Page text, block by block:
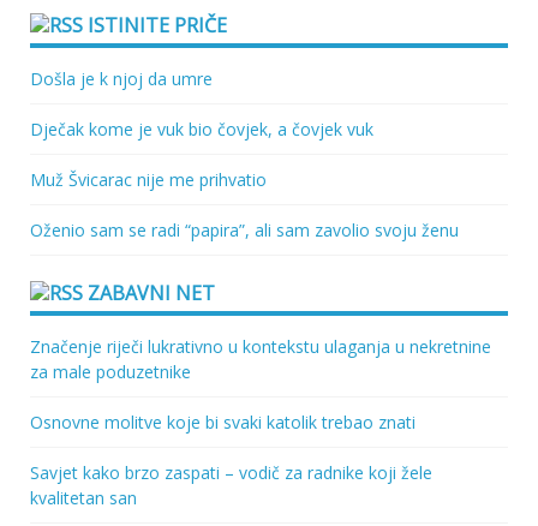
ISTINITE PRIČE
Došla je k njoj da umre
Dječak kome je vuk bio čovjek, a čovjek vuk
Muž Švicarac nije me prihvatio
Oženio sam se radi “papira”, ali sam zavolio svoju ženu
ZABAVNI NET
Značenje riječi lukrativno u kontekstu ulaganja u nekretnine
za male poduzetnike
Osnovne molitve koje bi svaki katolik trebao znati
Savjet kako brzo zaspati – vodič za radnike koji žele
kvalitetan san